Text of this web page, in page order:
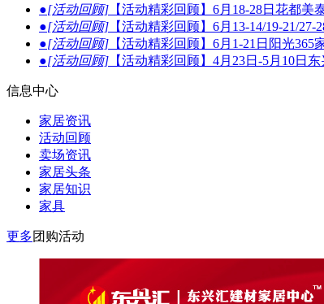
●[活动回顾] 【活动精彩回顾】6月18-28日花都
●[活动回顾] 【活动精彩回顾】6月13-14/19-21/
●[活动回顾] 【活动精彩回顾】6月1-21日阳光
●[活动回顾] 【活动精彩回顾】4月23日-5月10日
信息中心
家居资讯
活动回顾
卖场资讯
家居头条
家居知识
家具
更多团购活动